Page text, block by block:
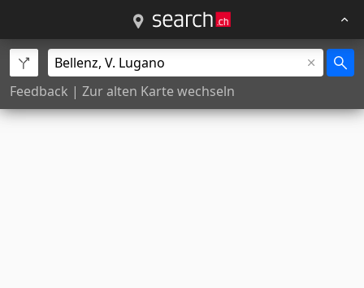
Feedback | Zur alten Karte wechseln